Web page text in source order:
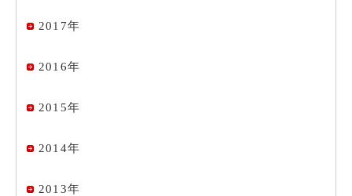
2017年
2016年
2015年
2014年
2013年